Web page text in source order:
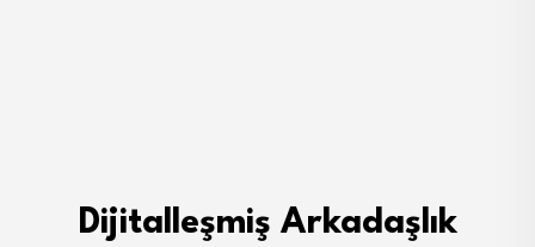
Dijitalleşmiş Arkadaşlık